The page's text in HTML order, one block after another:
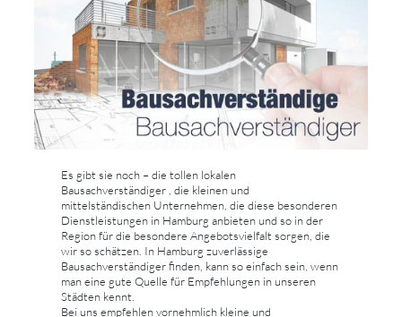
Es gibt sie noch – die tollen lokalen
Bausachverständiger , die kleinen und
mittelständischen Unternehmen, die diese besonderen
Dienstleistungen in Hamburg anbieten und so in der
Region für die besondere Angebotsvielfalt sorgen, die
wir so schätzen. In Hamburg zuverlässige
Bausachverständiger finden, kann so einfach sein, wenn
man eine gute Quelle für Empfehlungen in unseren
Städten kennt.
Bei uns empfehlen vornehmlich kleine und